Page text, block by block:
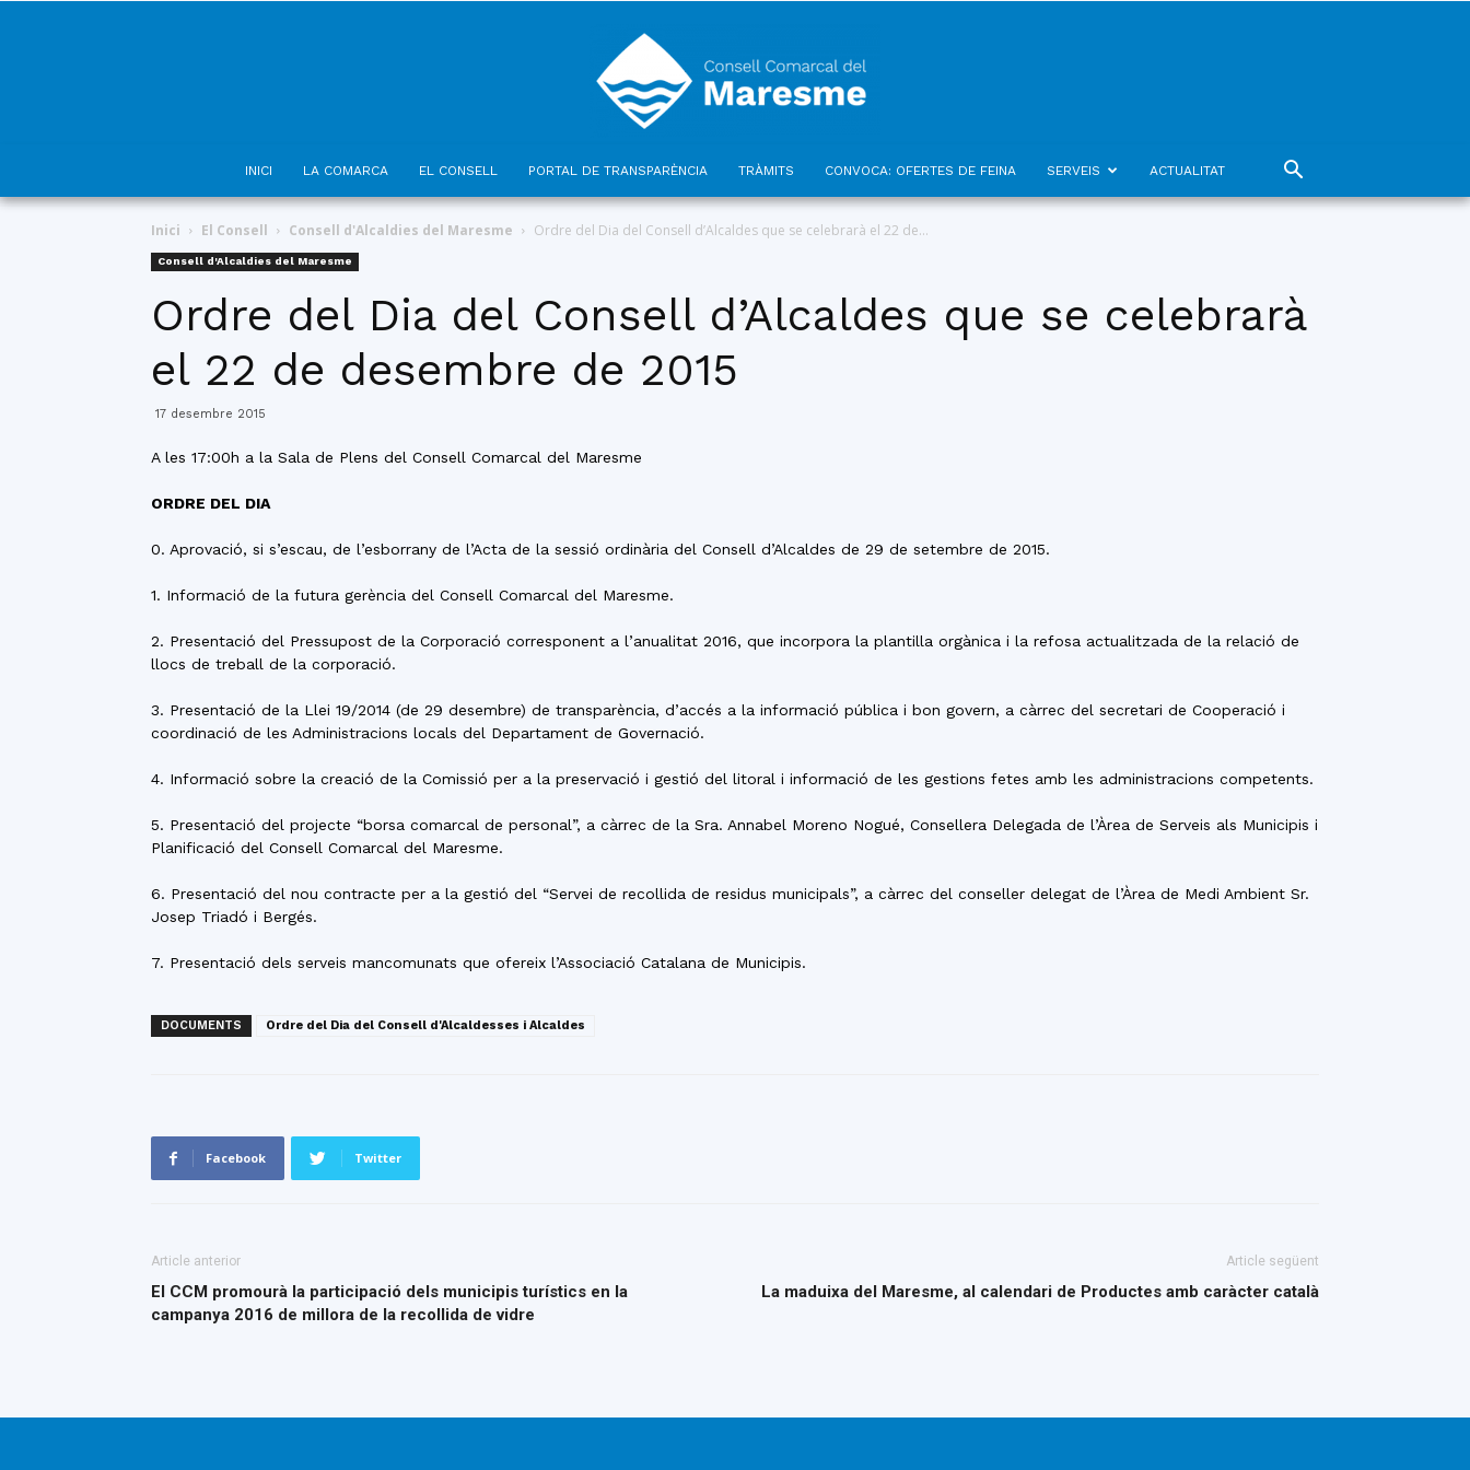
Maresme
INICI LA COMARCA EL CONSELL PORTAL DE TRANSPARÈNCIA TRÀMITS CONVOCA: OFERTES DE FEINA SERVEIS ACTUALITAT
Inici El Consell Consell d'Alcaldies del Maresme Ordre del Dia del Consell d’Alcaldes que se celebrarà el 22 de...
Consell d'Alcaldies del Maresme
Ordre del Dia del Consell d’Alcaldes que se celebrarà
el 22 de desembre de 2015
17 desembre 2015
A les 17:00h a la Sala de Plens del Consell Comarcal del Maresme
ORDRE DEL DIA
0. Aprovació, si s’escau, de l’esborrany de l’Acta de la sessió ordinària del Consell d’Alcaldes de 29 de setembre de 2015.
1. Informació de la futura gerència del Consell Comarcal del Maresme.
2. Presentació del Pressupost de la Corporació corresponent a l’anualitat 2016, que incorpora la plantilla orgànica i la refosa actualitzada de la relació de
llocs de treball de la corporació.
3. Presentació de la Llei 19/2014 (de 29 desembre) de transparència, d’accés a la informació pública i bon govern, a càrrec del secretari de Cooperació i
coordinació de les Administracions locals del Departament de Governació.
4. Informació sobre la creació de la Comissió per a la preservació i gestió del litoral i informació de les gestions fetes amb les administracions competents.
5. Presentació del projecte “borsa comarcal de personal”, a càrrec de la Sra. Annabel Moreno Nogué, Consellera Delegada de l’Àrea de Serveis als Municipis i
Planificació del Consell Comarcal del Maresme.
6. Presentació del nou contracte per a la gestió del “Servei de recollida de residus municipals”, a càrrec del conseller delegat de l’Àrea de Medi Ambient Sr.
Josep Triadó i Bergés.
7. Presentació dels serveis mancomunats que ofereix l’Associació Catalana de Municipis.
DOCUMENTS Ordre del Dia del Consell d'Alcaldesses i Alcaldes
Facebook Twitter
Article anterior
El CCM promourà la participació dels municipis turístics en la
campanya 2016 de millora de la recollida de vidre
Article següent
La maduixa del Maresme, al calendari de Productes amb caràcter català